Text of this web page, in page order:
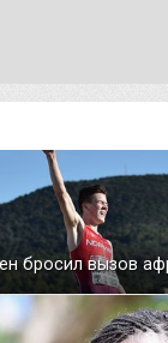
бросил вызов